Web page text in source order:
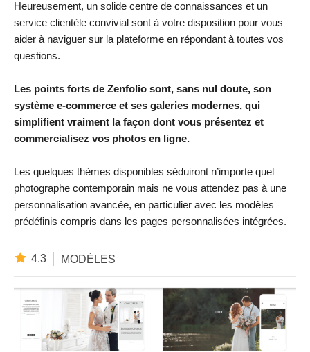
Heureusement, un solide centre de connaissances et un
service clientèle convivial sont à votre disposition pour vous
aider à naviguer sur la plateforme en répondant à toutes vos
questions.
Les points forts de Zenfolio sont, sans nul doute, son
système e-commerce et ses galeries modernes, qui
simplifient vraiment la façon dont vous présentez et
commercialisez vos photos en ligne.
Les quelques thèmes disponibles séduiront n’importe quel
photographe contemporain mais ne vous attendez pas à une
personnalisation avancée, en particulier avec les modèles
prédéfinis compris dans les pages personnalisées intégrées.
4.3 MODÈLES